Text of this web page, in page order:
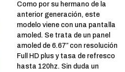
Como por su hermano de la
anterior generación, este
modelo viene con una pantalla
amoled. Se trata de un panel
amoled de 6.67″ con resolución
Full HD plus y tasa de refresco
hasta 120hz. Sin duda un